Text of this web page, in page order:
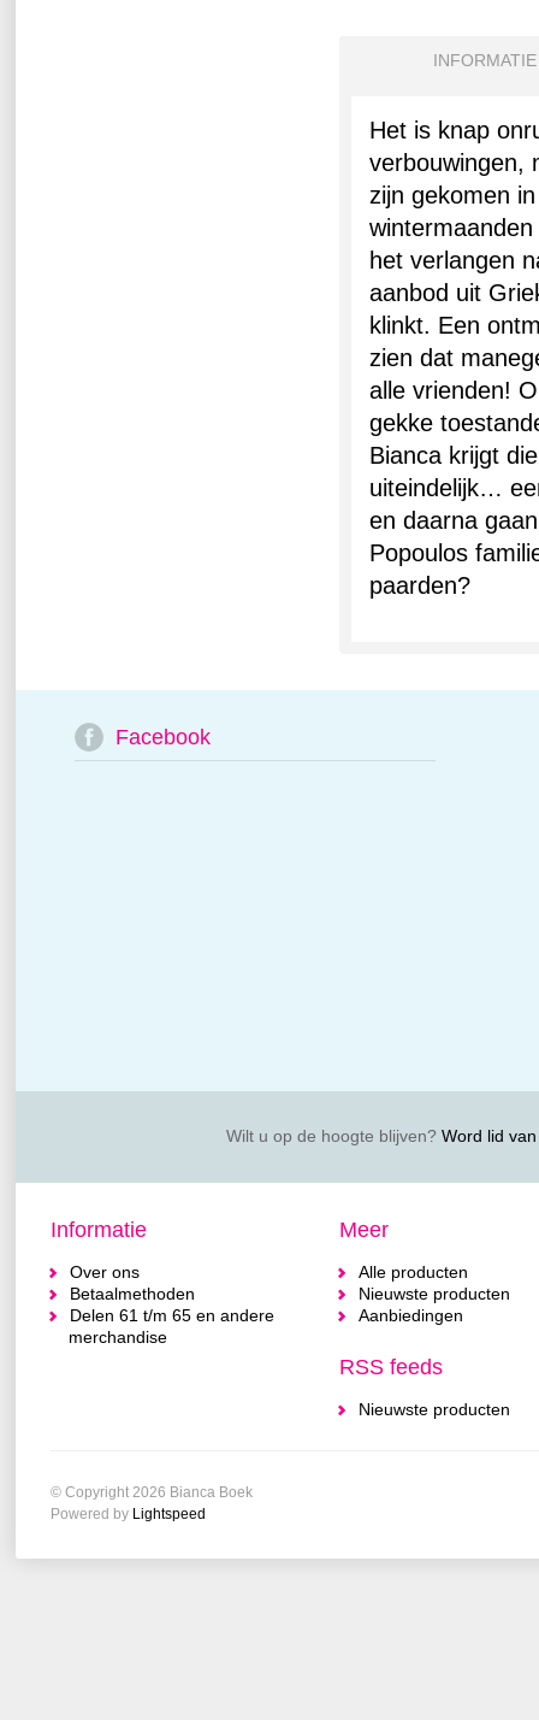
INFORMATIE
Het is knap
verbouwingen,
zijn gekomen
het verlangen
aanbod uit
klinkt. Een
zien dat
alle vrienden!
gekke
Bianca krijgt
uiteindelijk…
en daarna
Popoulos
paarden?
Facebook
Wilt u op de hoogte blijven?Word lid van
Informatie
Over ons
Betaalmethoden
Delen 61 t/m 65 en andere
merchandise
Meer
Alle producten
Nieuwste producten
Aanbiedingen
RSS feeds
Nieuwste producten
© Copyright 2026 Bianca Boek
Powered by Lightspeed